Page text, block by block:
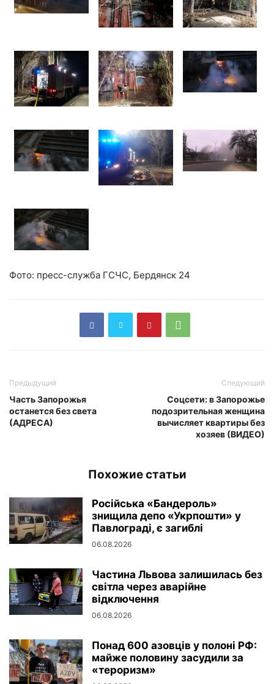
Фото: пресс-служба ГСЧС, Бердянск 24
Предыдущий
Часть Запорожья
останется без света
(АДРЕСА)
Следующий
Соцсети: в Запорожье
подозрительная женщина
вычисляет квартиры без
хозяев (ВИДЕО)
Похожие статьи
Російська «Бандероль»
знищила депо «Укрпошти» у
Павлограді, є загиблі
06.08.2026
Частина Львова залишилась без
світла через аварійне
відключення
06.08.2026
Понад 600 азовців у полоні РФ:
майже половину засудили за
«тероризм»